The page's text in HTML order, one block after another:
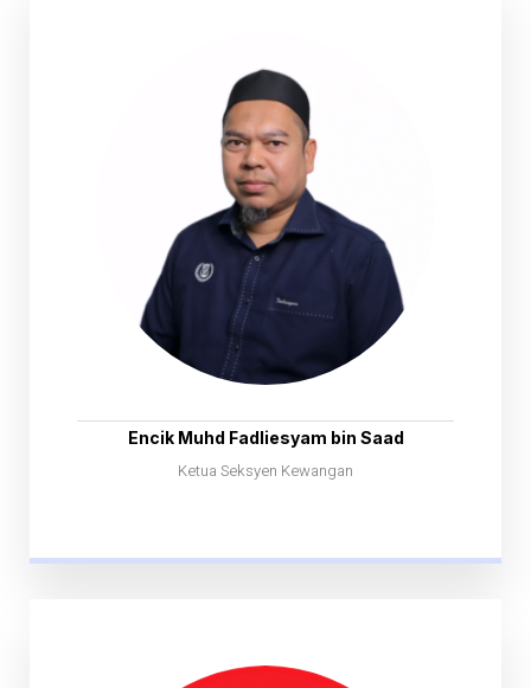
Encik Muhd Fadliesyam bin Saad
Ketua Seksyen Kewangan